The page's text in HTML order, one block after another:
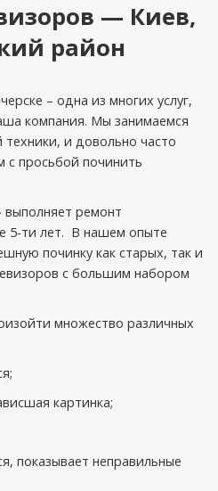
— Киев,
район
– одна из многих услуг,
компания. Мы занимаемся
и довольно часто
с просьбой починить
выполняет ремонт
5-ти лет. В нашем опыте
починку как старых, так и
с большим набором
множество различных
картинка;
показывает неправильные